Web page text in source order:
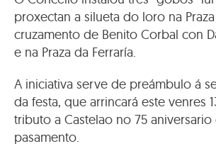
proxectan a silueta do loro na
cruzamento de Benito Corbal con
e na Praza da Ferraría.
A iniciativa serve de preámbulo á
da festa, que arrincará este venres
tributo a Castelao no 75 aniversario
pasamento.